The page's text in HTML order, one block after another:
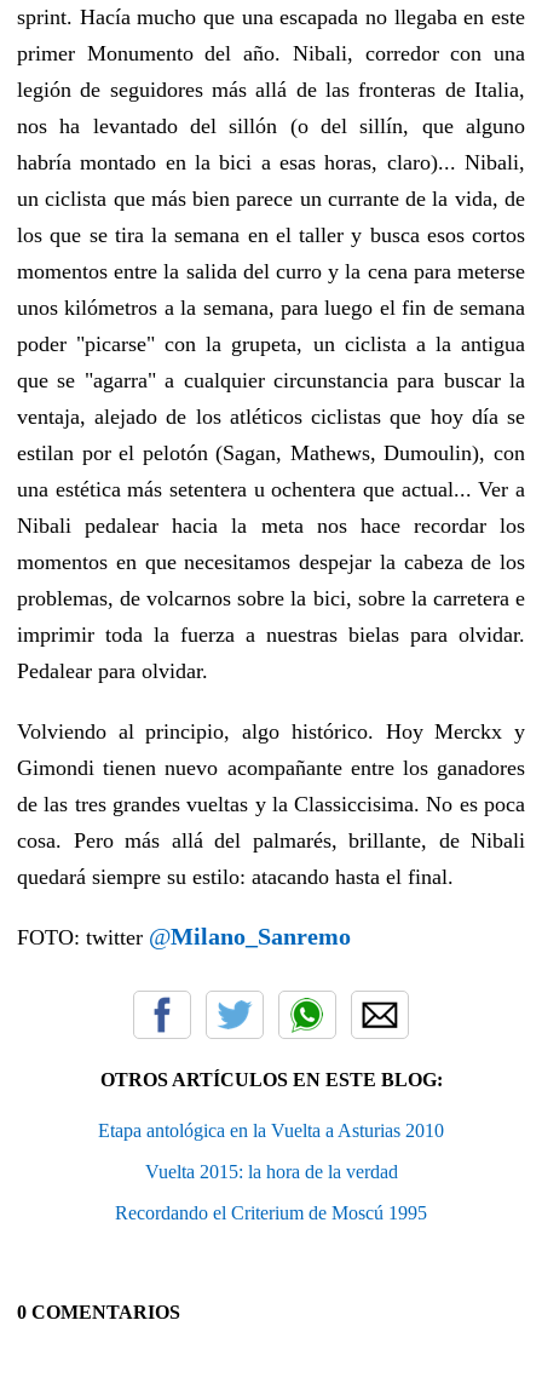
sprint. Hacía mucho que una escapada no llegaba en este
primer Monumento del año. Nibali, corredor con una
legión de seguidores más allá de las fronteras de Italia,
nos ha levantado del sillón (o del sillín, que alguno
habría montado en la bici a esas horas, claro)... Nibali,
un ciclista que más bien parece un currante de la vida, de
los que se tira la semana en el taller y busca esos cortos
momentos entre la salida del curro y la cena para meterse
unos kilómetros a la semana, para luego el fin de semana
poder "picarse" con la grupeta, un ciclista a la antigua
que se "agarra" a cualquier circunstancia para buscar la
ventaja, alejado de los atléticos ciclistas que hoy día se
estilan por el pelotón (Sagan, Mathews, Dumoulin), con
una estética más setentera u ochentera que actual... Ver a
Nibali pedalear hacia la meta nos hace recordar los
momentos en que necesitamos despejar la cabeza de los
problemas, de volcarnos sobre la bici, sobre la carretera e
imprimir toda la fuerza a nuestras bielas para olvidar.
Pedalear para olvidar.
Volviendo al principio, algo histórico. Hoy Merckx y
Gimondi tienen nuevo acompañante entre los ganadores
de las tres grandes vueltas y la Classiccisima. No es poca
cosa. Pero más allá del palmarés, brillante, de Nibali
quedará siempre su estilo: atacando hasta el final.
FOTO: twitter @Milano_Sanremo
OTROS ARTÍCULOS EN ESTE BLOG:
Etapa antológica en la Vuelta a Asturias 2010
Vuelta 2015: la hora de la verdad
Recordando el Criterium de Moscú 1995
0 COMENTARIOS